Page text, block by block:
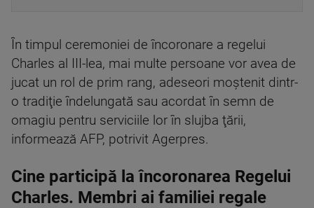
În timpul ceremoniei de încoronare a regelui
Charles al III-lea, mai multe persoane vor avea de
jucat un rol de prim rang, adeseori moştenit dintr-
o tradiţie îndelungată sau acordat în semn de
omagiu pentru serviciile lor în slujba ţării,
informează AFP, potrivit Agerpres.
Cine participă la încoronarea Regelui
Charles. Membri ai familiei regale